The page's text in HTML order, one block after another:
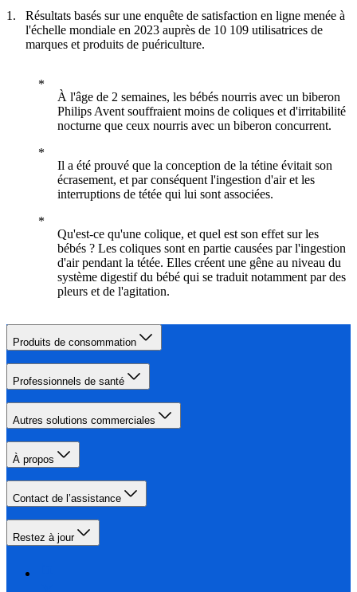
Résultats basés sur une enquête de satisfaction en ligne menée à
l'échelle mondiale en 2023 auprès de 10 109 utilisatrices de
marques et produits de puériculture.
À l'âge de 2 semaines, les bébés nourris avec un biberon
Philips Avent souffraient moins de coliques et d'irritabilité
nocturne que ceux nourris avec un biberon concurrent.
Il a été prouvé que la conception de la tétine évitait son
écrasement, et par conséquent l'ingestion d'air et les
interruptions de tétée qui lui sont associées.
Qu'est-ce qu'une colique, et quel est son effet sur les
bébés ? Les coliques sont en partie causées par l'ingestion
d'air pendant la tétée. Elles créent une gêne au niveau du
système digestif du bébé qui se traduit notamment par des
pleurs et de l'agitation.
Produits de consommation
Professionnels de santé
Autres solutions commerciales
À propos
Contact de l’assistance
Restez à jour